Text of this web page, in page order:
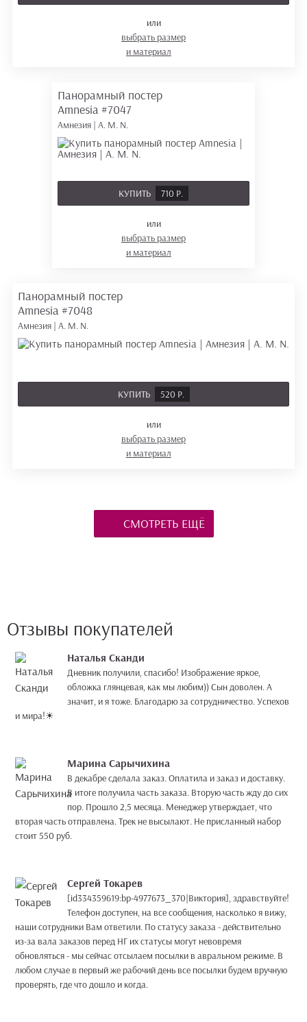
или
выбрать размер
и материал
Панорамный постер
Amnesia #7047
Амнезия | A. M. N.
КУПИТЬ 710 Р.
или
выбрать размер
и материал
Панорамный постер
Amnesia #7048
Амнезия | A. M. N.
КУПИТЬ 520 Р.
или
выбрать размер
и материал
СМОТРЕТЬ ЕЩЁ
Отзывы покупателей
Наталья Сканди
Дневник получили, спасибо! Изображение яркое,
обложка глянцевая, как мы любим)) Сын доволен. А
значит, и я тоже. Благодарю за сотрудничество. Успехов
и мира!☀
Марина Сарычихина
В декабре сделала заказ. Оплатила и заказ и доставку.
В итоге получила часть заказа. Вторую часть жду до сих
пор. Прошло 2,5 месяца. Менеджер утверждает, что
вторая часть отправлена. Трек не высылают. Не присланный набор
стоит 550 руб.
Сергей Токарев
[id334359619:bp-4977673_370|Виктория], здравствуйте!
Телефон доступен, на все сообщения, насколько я вижу,
наши сотрудники Вам ответили. По статусу заказа - действительно
из-за вала заказов перед НГ их статусы могут невовремя
обновляться - мы сейчас отсылаем посылки в авральном режиме. В
любом случае в первый же рабочий день все посылки будем вручную
проверять, где что дошло и когда.